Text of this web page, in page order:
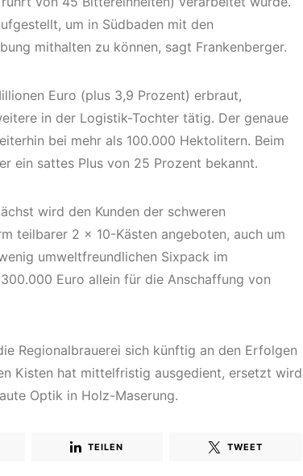
um in Südbaden mit den
mithalten zu können, sagt Frankenberger.
Euro (plus 3,9 Prozent) erbraut,
in der Logistik-Tochter tätig. Der genaue
bei mehr als 100.000 Hektolitern. Beim
ein sattes Plus von 25 Prozent bekannt.
wird den Kunden der schweren
teilbarer 2 x 10-Kästen angeboten, auch um
umweltfreundlichen Sixpack im
Euro allein für die Anschaffung von
Regionalbrauerei sich künftig an den Erfolgen
Kisten hat mittelfristig ausgedient, ersetzt wird
Optik in Holz-Maserung.
TEILEN TWEET